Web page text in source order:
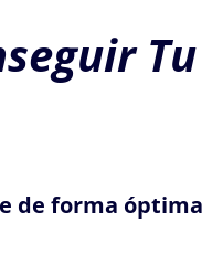
Tu
de forma óptima